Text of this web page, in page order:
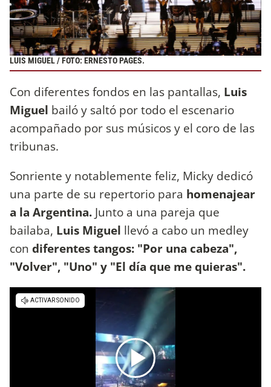
LUIS MIGUEL / FOTO: ERNESTO PAGES.
Con diferentes fondos en las pantallas, Luis
Miguel bailó y saltó por todo el escenario
acompañado por sus músicos y el coro de las
tribunas.
Sonriente y notablemente feliz, Micky dedicó
una parte de su repertorio para homenajear
a la Argentina. Junto a una pareja que
bailaba, Luis Miguel llevó a cabo un medley
con diferentes tangos: "Por una cabeza",
"Volver", "Uno" y "El día que me quieras".